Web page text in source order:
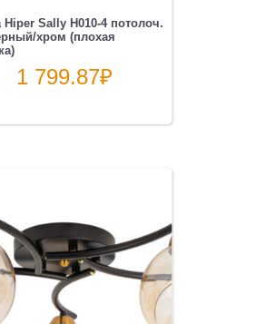
Sally H010-4 потолоч.
хром (плохая
1 799.87₽